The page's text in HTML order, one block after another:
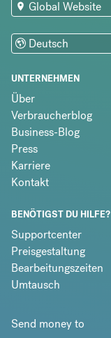
UNTERNEHMEN
Über
Verbraucherblog
Business-Blog
Press
Karriere
Kontakt
BENÖTIGST DU HILFE?
Supportcenter
Preisgestaltung
Bearbeitungszeiten
Umtausch
Send money to